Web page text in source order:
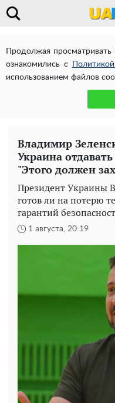
Продолжая
ознакомились с
использованием файлов
Владимир
Украина
"Этого должен
Президент Украины
готов ли на потерю
гарантий
1 августа, 20:19